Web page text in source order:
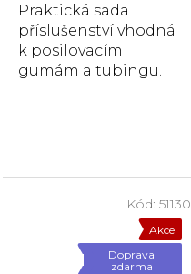
hvězdiček.
Praktická sada
příslušenství vhodná
k posilovacím
gumám a tubingu.
Akce
Doprava
zdarma
Kód: 51130